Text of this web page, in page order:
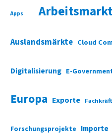
Apps Arbeitsmarkt
Auslandsmärkte Cloud
Digitalisierung E-
Europa Exporte
Forschungsprojekte Importe